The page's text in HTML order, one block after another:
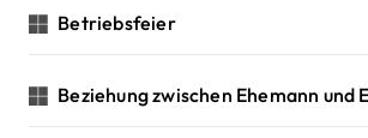
Betriebsfeier
Beziehung zwischen Ehemann und